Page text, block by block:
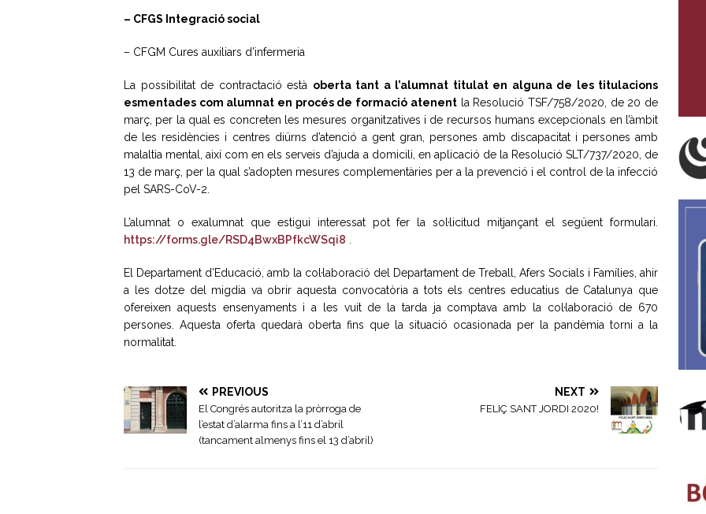
– CFGS Integració social
– CFGM Cures auxiliars d’infermeria
La possibilitat de contractació està oberta tant a l’alumnat titulat en alguna de les titulacions
esmentades com alumnat en procés de formació atenentla Resolució TSF/758/2020, de 20 de
març, per la qual es concreten les mesures organitzatives i de recursos humans excepcionals en l’àmbit
de les residències i centres diürns d’atenció a gent gran, persones amb discapacitat i persones amb
malaltia mental, així com en els serveis d’ajuda a domicili, en aplicació de la Resolució SLT/737/2020, de
13 de març, per la qual s’adopten mesures complementàries per a la prevenció i el control de la infecció
pel SARS-CoV-2.
L’alumnat o exalumnat que estigui interessat pot fer la sol·licitud mitjançant el següent formulari.
https://forms.gle/RSD4BwxBPfkcWSqi8
El Departament d’Educació, amb la col·laboració del Departament de Treball, Afers Socials i Famílies, ahir
a les dotze del migdia va obrir aquesta convocatòria a tots els centres educatius de Catalunya que
ofereixen aquests ensenyaments i a les vuit de la tarda ja comptava amb la col·laboració de 670
persones. Aquesta oferta quedarà oberta fins que la situació ocasionada per la pandèmia torni a la
normalitat.
PREVIOUS
El Congrés autoritza la pròrroga de
l’estat d’alarma fins a l’11 d’abril
(tancament almenys fins el 13 d’abril)
NEXT
FELIÇ SANT JORDI 2020!